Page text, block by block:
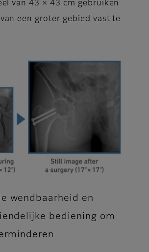
van 43 × 43 cm gebruiken
een groter gebied vast te
wendbaarheid en
bediening om